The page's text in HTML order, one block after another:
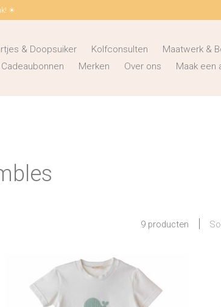
☀
& Doopsuiker Kolfconsulten
Maatwerk &
Cadeaubonnen Merken Over ons Maak een
9 producten